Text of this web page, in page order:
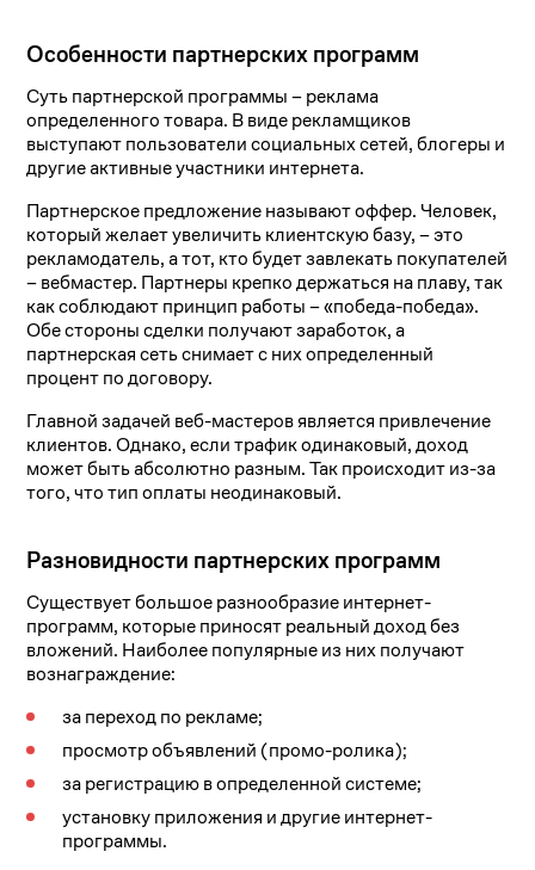
Особенности партнерских программ
Суть партнерской программы – реклама
определенного товара. В виде рекламщиков
выступают пользователи социальных сетей, блогеры и
другие активные участники интернета.
Партнерское предложение называют оффер. Человек,
который желает увеличить клиентскую базу, – это
рекламодатель, а тот, кто будет завлекать покупателей
– вебмастер. Партнеры крепко держаться на плаву, так
как соблюдают принцип работы – «победа-победа».
Обе стороны сделки получают заработок, а
партнерская сеть снимает с них определенный
процент по договору.
Главной задачей веб-мастеров является привлечение
клиентов. Однако, если трафик одинаковый, доход
может быть абсолютно разным. Так происходит из-за
того, что тип оплаты неодинаковый.
Разновидности партнерских программ
Существует большое разнообразие интернет-
программ, которые приносят реальный доход без
вложений. Наиболее популярные из них получают
вознаграждение:
за переход по рекламе;
просмотр объявлений (промо-ролика);
за регистрацию в определенной системе;
установку приложения и другие интернет-
программы.